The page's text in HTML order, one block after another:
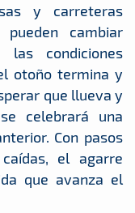
y carreteras
cambiar
las condiciones
otoño termina y
que llueva y
celebrará una
Con pasos
el agarre
que avanza el